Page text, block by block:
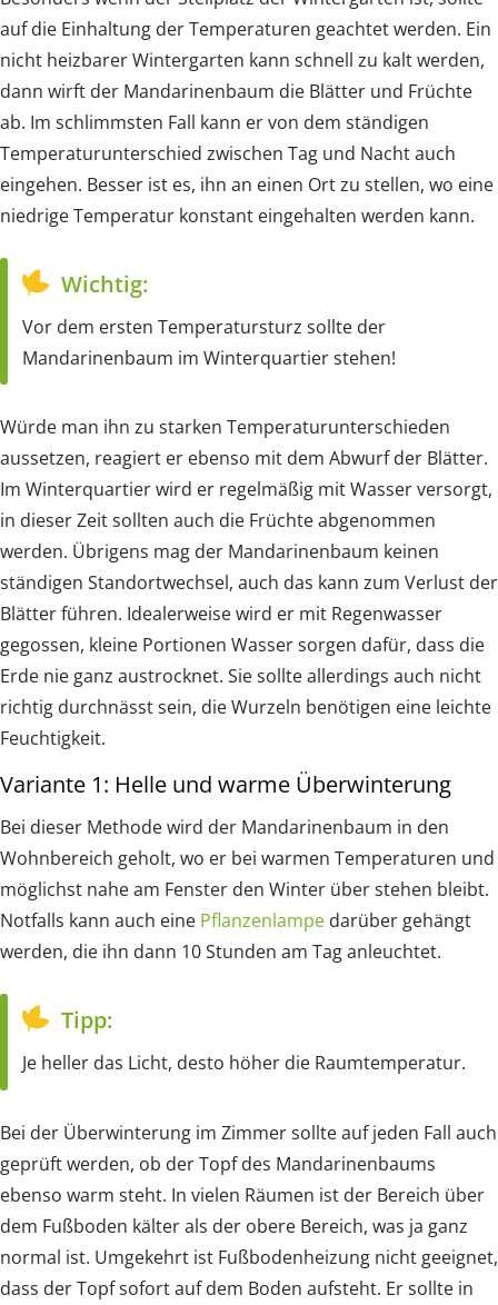
auf die Einhaltung der Temperaturen geachtet werden. Ein
nicht heizbarer Wintergarten kann schnell zu kalt werden,
dann wirft der Mandarinenbaum die Blätter und Früchte
ab. Im schlimmsten Fall kann er von dem ständigen
Temperaturunterschied zwischen Tag und Nacht auch
eingehen. Besser ist es, ihn an einen Ort zu stellen, wo eine
niedrige Temperatur konstant eingehalten werden kann.
Wichtig:
Vor dem ersten Temperatursturz sollte der
Mandarinenbaum im Winterquartier stehen!
Würde man ihn zu starken Temperaturunterschieden
aussetzen, reagiert er ebenso mit dem Abwurf der Blätter.
Im Winterquartier wird er regelmäßig mit Wasser versorgt,
in dieser Zeit sollten auch die Früchte abgenommen
werden. Übrigens mag der Mandarinenbaum keinen
ständigen Standortwechsel, auch das kann zum Verlust der
Blätter führen. Idealerweise wird er mit Regenwasser
gegossen, kleine Portionen Wasser sorgen dafür, dass die
Erde nie ganz austrocknet. Sie sollte allerdings auch nicht
richtig durchnässt sein, die Wurzeln benötigen eine leichte
Feuchtigkeit.
Variante 1: Helle und warme Überwinterung
Bei dieser Methode wird der Mandarinenbaum in den
Wohnbereich geholt, wo er bei warmen Temperaturen und
möglichst nahe am Fenster den Winter über stehen bleibt.
Notfalls kann auch eine Pflanzenlampe darüber gehängt
werden, die ihn dann 10 Stunden am Tag anleuchtet.
Tipp:
Je heller das Licht, desto höher die Raumtemperatur.
Bei der Überwinterung im Zimmer sollte auf jeden Fall auch
geprüft werden, ob der Topf des Mandarinenbaums
ebenso warm steht. In vielen Räumen ist der Bereich über
dem Fußboden kälter als der obere Bereich, was ja ganz
normal ist. Umgekehrt ist Fußbodenheizung nicht geeignet,
dass der Topf sofort auf dem Boden aufsteht. Er sollte in